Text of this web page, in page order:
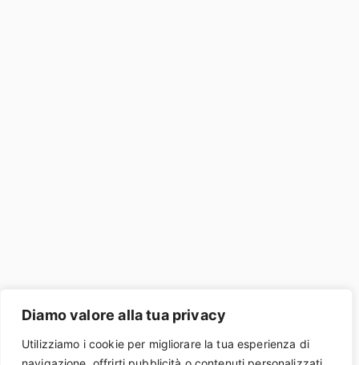
Diamo valore alla tua privacy
Utilizziamo i cookie per migliorare la tua esperienza di